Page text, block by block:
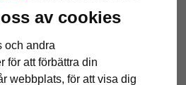
av cookies
och andra
för att förbättra din
webbplats, för att visa dig
och kvalitet